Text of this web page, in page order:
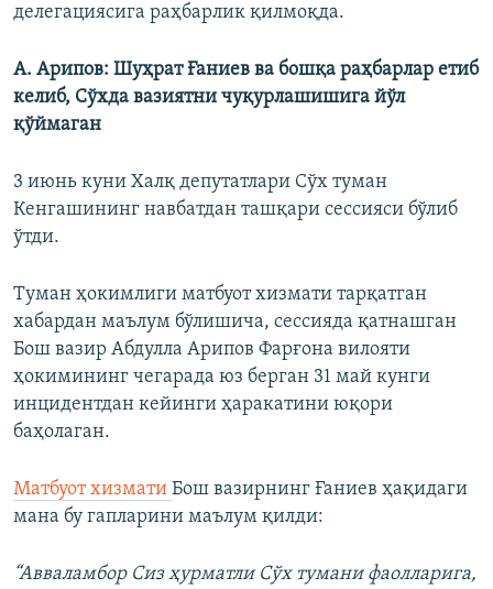
делегациясига раҳбарлик қилмоқда.
А. Арипов: Шуҳрат Ғаниев ва бошқа раҳбарлар етиб
келиб, Сўхда вазиятни чуқурлашишига йўл
қўймаган
3 июнь куни Халқ депутатлари Сўх туман
Кенгашининг навбатдан ташқари сессияси бўлиб
ўтди.
Туман ҳокимлиги матбуот хизмати тарқатган
хабардан маълум бўлишича, сессияда қатнашган
Бош вазир Абдулла Арипов Фарғона вилояти
ҳокимининг чегарада юз берган 31 май кунги
инцидентдан кейинги ҳаракатини юқори
баҳолаган.
Матбуот хизмати Бош вазирнинг Ғаниев ҳақидаги
мана бу гапларини маълум қилди:
“Авваламбор Сиз ҳурматли Сўх тумани фаолларига,